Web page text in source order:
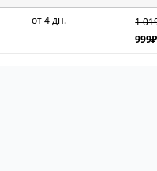
от 4 дн. 1
999₽